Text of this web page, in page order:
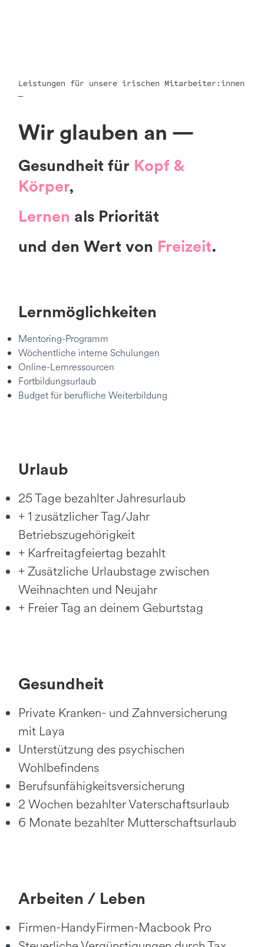
Leistungen für unsere irischen Mitarbeiter:innen
—
Wir glauben an —
Gesundheit für Kopf &
Körper,
Lernen als Priorität
und den Wert von Freizeit.
Lernmöglichkeiten
Mentoring-Programm
Wöchentliche interne Schulungen
Online-Lernressourcen
Fortbildungsurlaub
Budget für berufliche Weiterbildung
Urlaub
25 Tage bezahlter Jahresurlaub
+ 1 zusätzlicher Tag/Jahr
Betriebszugehörigkeit
+ Karfreitagfeiertag bezahlt
+ Zusätzliche Urlaubstage zwischen
Weihnachten und Neujahr
+ Freier Tag an deinem Geburtstag
Gesundheit
Private Kranken- und Zahnversicherung
mit Laya
Unterstützung des psychischen
Wohlbefindens
Berufsunfähigkeitsversicherung
2 Wochen bezahlter Vaterschaftsurlaub
6 Monate bezahlter Mutterschaftsurlaub
Arbeiten / Leben
Firmen-HandyFirmen-Macbook Pro